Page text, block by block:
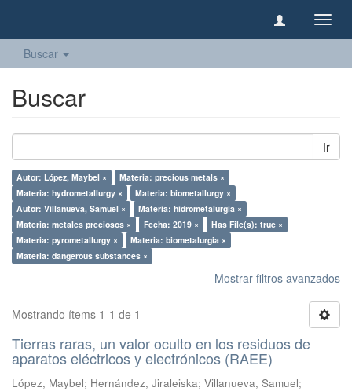
Buscar
Buscar
Ir
Autor: López, Maybel ×
Materia: precious metals ×
Materia: hydrometallurgy ×
Materia: biometallurgy ×
Autor: Villanueva, Samuel ×
Materia: hidrometalurgia ×
Materia: metales preciosos ×
Fecha: 2019 ×
Has File(s): true ×
Materia: pyrometallurgy ×
Materia: biometalurgia ×
Materia: dangerous substances ×
Mostrar filtros avanzados
Mostrando ítems 1-1 de 1
Tierras raras, un valor oculto en los residuos de
aparatos eléctricos y electrónicos (RAEE)
López, Maybel; Hernández, Jiraleiska; Villanueva, Samuel;